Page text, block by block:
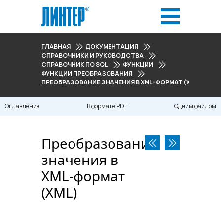
ГЛАВНАЯ
ДОКУМЕНТАЦИЯ
СПРАВОЧНИКИ И РУКОВОДСТВА
СПРАВОЧНИК ПО SQL
ФУНКЦИИ
ФУНКЦИИ ПРЕОБРАЗОВАНИЯ
ПРЕОБРАЗОВАНИЕ ЗНАЧЕНИЯ В XML-ФОРМАТ (XML)
Оглавление В формате PDF Одним файлом
Преобразование
значения в
XML-формат
(XML)